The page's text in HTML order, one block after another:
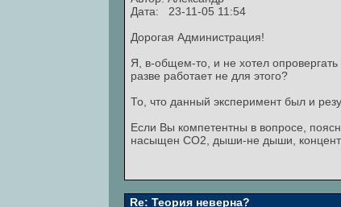
Дата: 23-11-05 11:54
Дорогая Администрация!
Я, в-общем-то, и не хотел
разве работает не для этого?
То, что данный эксперимент был и
Если Вы компетентны в вопросе,
насыщен СО2, дыши-не дыши,
Re: Теория неверна?